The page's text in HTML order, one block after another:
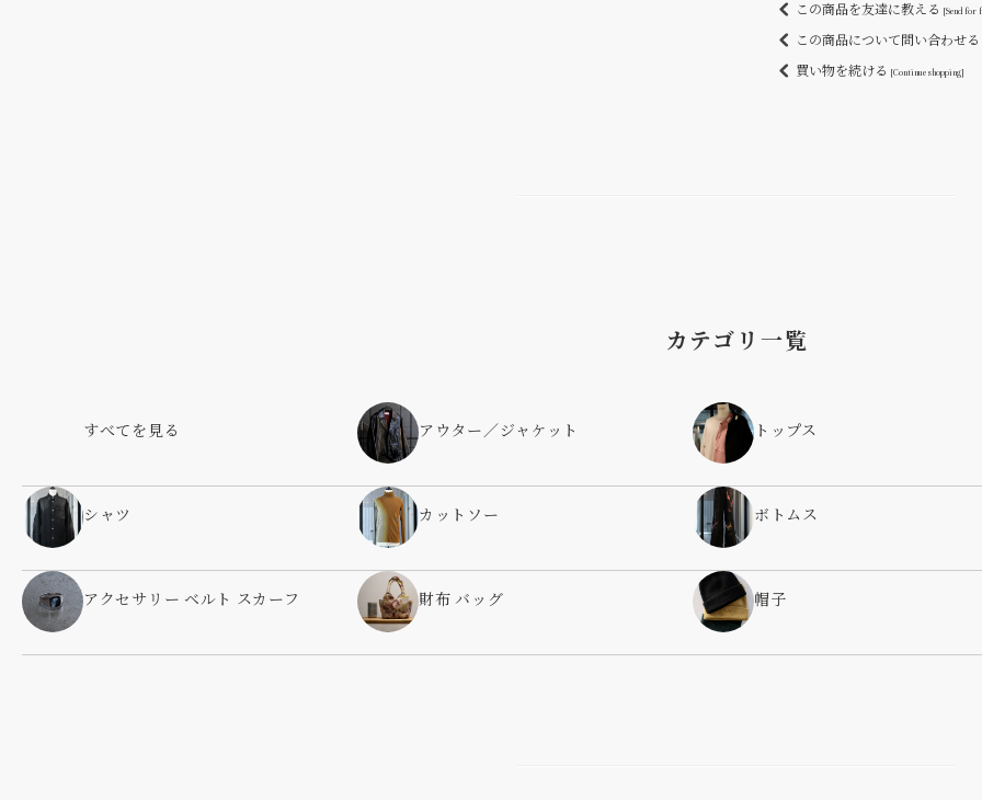
この商品を友達に教える [Send for
この商品について問い合わせる
買い物を続ける [Continue shopping]
カテゴリ一覧
すべてを見る アウター／ジャケット トップス
シャツ カットソー ボトムス
アクセサリー ベルト スカーフ 財布 バッグ 帽子